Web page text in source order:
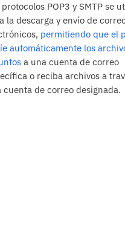
protocolos POP3 y SMTP se
la descarga y envío de
permitiendo que el
automáticamente los
a una cuenta de correo
o reciba archivos a
cuenta de correo designada.